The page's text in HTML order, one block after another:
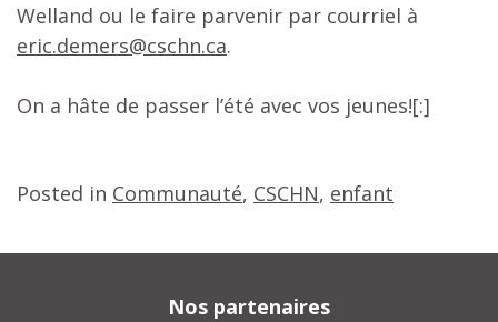
Welland ou le faire parvenir par courriel à
eric.demers@cschn.ca.
On a hâte de passer l’été avec vos jeunes![:]
Posted in Communauté, CSCHN, enfant
Nos partenaires